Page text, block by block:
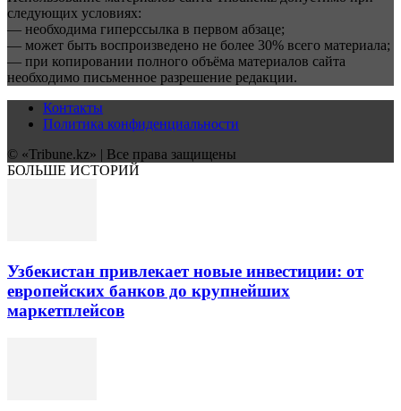
следующих условиях:
— необходима гиперссылка в первом абзаце;
— может быть воспроизведено не более 30% всего материала;
— при копировании полного объёма материалов сайта
необходимо письменное разрешение редакции.
Контакты
Политика конфиденциальности
© «Tribune.kz» | Все права защищены
БОЛЬШЕ ИСТОРИЙ
Узбекистан привлекает новые инвестиции: от
европейских банков до крупнейших
маркетплейсов